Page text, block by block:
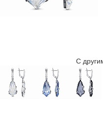
С